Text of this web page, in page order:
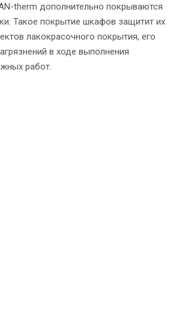
therm дополнительно покрываются
Такое покрытие шкафов защитит их
лакокрасочного покрытия, его
в ходе выполнения
работ.